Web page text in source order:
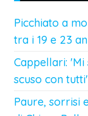
Picchiato a
tra i 19 e 23
Cappellari:
scuso con tutti'
Paure, sorrisi